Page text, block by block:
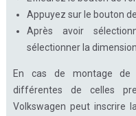
Appuyez sur le bouton
Après avoir
sélectionner la
En cas de montage de
différentes de celles
Volkswagen peut inscrire